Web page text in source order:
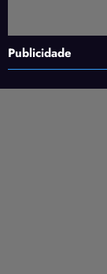
Publicidade